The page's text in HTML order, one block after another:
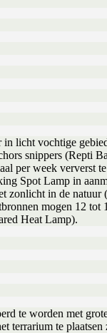
licht vochtige
snippers (Repti
per week ververst
Spot Lamp in
zonlicht in de
mogen 12
Heat Lamp).
te worden met
terrarium te